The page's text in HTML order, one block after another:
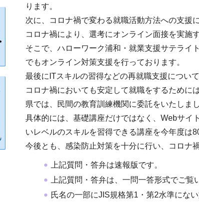
ります。
次に、コロナ禍で変わる就職活動方法への支援
コロナ禍により、選考にオンライン面接を実施
そこで、ハローワーク浦和・就業支援サテライ
でもオンライン対策支援を行っております。
最後にITスキルの習得などの再就職支援について
コロナ禍においても安定して就職をするために
県では、民間の教育訓練機関に委託をいたしま
具体的には、基礎講座だけではなく、Webサイ
いレベルのスキルを習得できる講座を今年度は
今後とも、感染防止対策を十分に行い、コロナ
上記質問・答弁は速報版です。
上記質問・答弁は、一問一答形式でご
氏名の一部にJIS規格第1・第2水準にな